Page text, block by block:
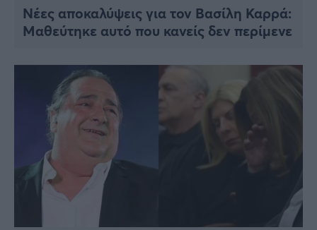
Viral
Κουζίνα
Ζώδια
Πίστη
Νέες αποκαλύψεις για τον Βασίλη Καρρά:
Μαθεύτηκε αυτό που κανείς δεν περίμενε